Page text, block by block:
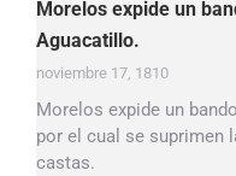
Morelos expide un
Aguacatillo.
noviembre 17, 1810
Morelos expide un
por el cual se suprimen
castas.